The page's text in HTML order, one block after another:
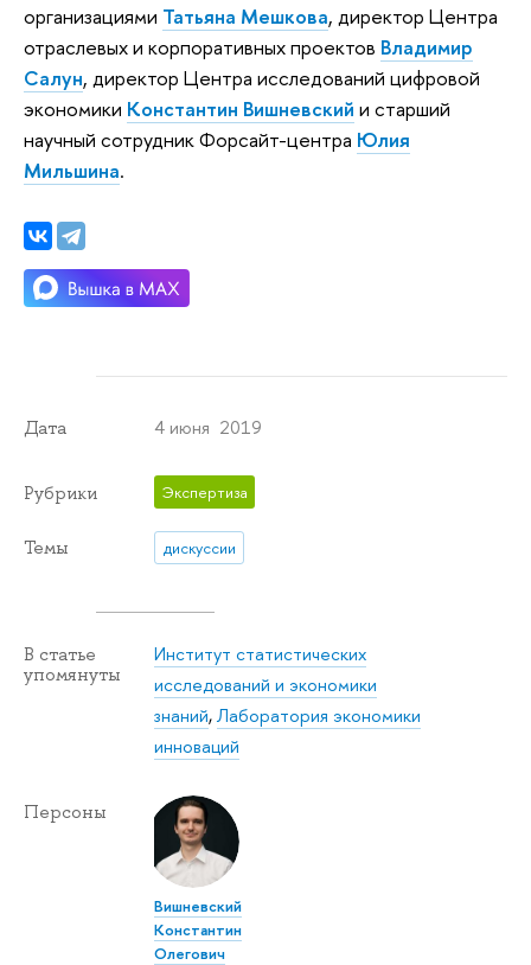
организациями Татьяна Мешкова, директор Центра
отраслевых и корпоративных проектов Владимир
Салун, директор Центра исследований цифровой
экономики Константин Вишневский и старший
научный сотрудник Форсайт-центра Юлия
Мильшина.
Дата 4 июня 2019
Рубрики Экспертиза
Темы дискуссии
В статье
упомянуты
Институт статистических
исследований и экономики
знаний,Лаборатория экономики
инноваций
Персоны
Вишневский
Константин
Олегович